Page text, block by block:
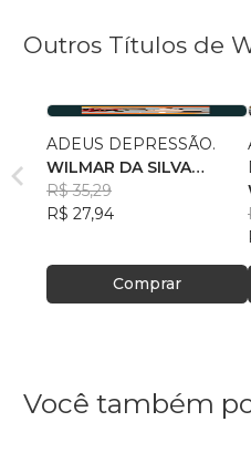
Outros Títulos de
ADEUS DEPRESSÃO.
WILMAR DA SILVA
PEREIRA
R$ 35,29
R$ 27,94
Comprar
Você também